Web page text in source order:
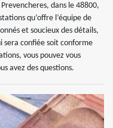
dans le 48800,
qu’offre l’équipe de
et soucieux des détails,
sera confiée soit conforme
vous pouvez vous
avez des questions.